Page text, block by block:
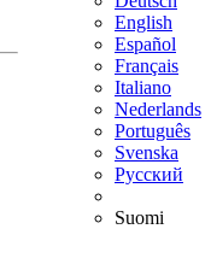
English
Español
Français
Italiano
Nederlands
Português
Svenska
Русский
Suomi